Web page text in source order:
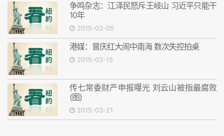
争鸣杂志：江泽民怒斥王岐山 习近平只能干
10年
2015-03-05
港媒：曾庆红大闹中南海 数次失控拍桌
2015-03-15
传七常委财产申报曝光 刘云山被指最腐败
(图)
2015-03-21